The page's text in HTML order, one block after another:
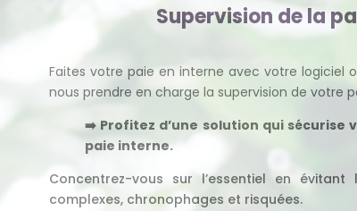
Supervision de la
Faites votre paie en interne avec votre logiciel
nous prendre en charge la supervision de votre
➡️ Profitez d’une solution qui sécurise
paie interne.
Concentrez-vous sur l’essentiel en évitant
complexes, chronophages et risquées.